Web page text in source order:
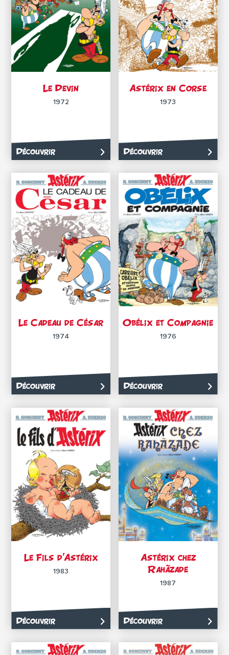
Le Devin
1972
Découvrir
Astérix en Corse
1973
Découvrir
Le Cadeau de César
1974
Découvrir
Obélix et Compagnie
1976
Découvrir
Le Fils d’Astérix
1983
Découvrir
Astérix chez
Rahãzade
1987
Découvrir